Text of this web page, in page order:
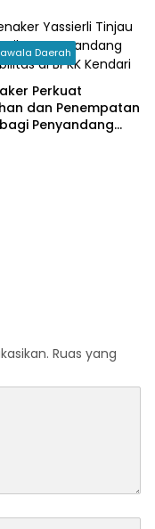
Daerah
Perkuat
dan Penempatan
Penyandang
Ruas yang